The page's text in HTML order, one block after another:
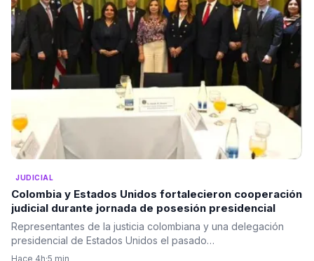
JUDICIAL
Colombia y Estados Unidos fortalecieron cooperación
judicial durante jornada de posesión presidencial
Representantes de la justicia colombiana y una delegación
presidencial de Estados Unidos el pasado…
Hace 4h·5 min